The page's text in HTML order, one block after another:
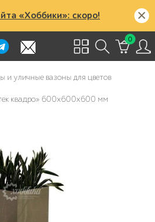
«Хоббики»: скоро!
0
и уличные вазоны для цветов
квадро» 600х600х600 мм